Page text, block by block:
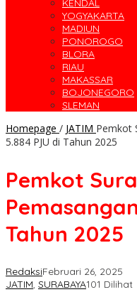
KENDAL
YOGYAKARTA
MADIUN
PONOROGO
BLORA
RIAU
MAKASSAR
BOJONEGORO
SLEMAN
Homepage / JATIM Pemkot
5.884 PJU di Tahun 2025
Pemkot
Tahun 2025
RedaksiFebruari 26, 2025
JATIM, SURABAYA101 Dilihat